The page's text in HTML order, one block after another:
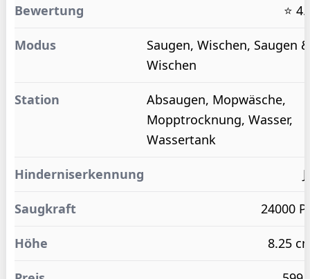
⭐
Saugen, Wischen, Saugen &
Wischen
Absaugen, Mopwäsche,
Mopptrocknung, Wasser,
Wassertank
24000
8.25